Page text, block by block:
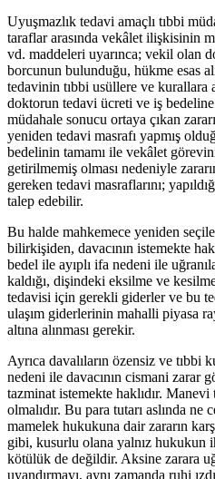
Uyuşmazlık tedavi amaçlı tıbbi
taraflar arasında vekâlet ilişkisinin
vd. maddeleri uyarınca; vekil olan
borcunun bulunduğu, hükme esas
tedavinin tıbbi usüllere ve kurallara
doktorun tedavi ücreti ve iş bedeline
müdahale sonucu ortaya çıkan
yeniden tedavi masrafı yapmış
bedelinin tamamı ile vekâlet
getirilmemiş olması nedeniyle
gereken tedavi masraflarını;
talep edebilir.
Bu halde mahkemece yeniden
bilirkişiden, davacının istemekte
bedel ile ayıplı ifa nedeni ile
kaldığı, dişindeki eksilme ve
tedavisi için gerekli giderler ve bu
ulaşım giderlerinin mahalli piyasa
altına alınması gerekir.
Ayrıca davalıların özensiz ve tıbbi
nedeni ile davacının cismani zarar
tazminat istemekte haklıdır.
olmalıdır. Bu para tutarı aslında ne
mamelek hukukuna dair zararın
gibi, kusurlu olana yalnız hukukun
kötülük de değildir. Aksine zarara
uyandırmayı, aynı zamanda ruhi